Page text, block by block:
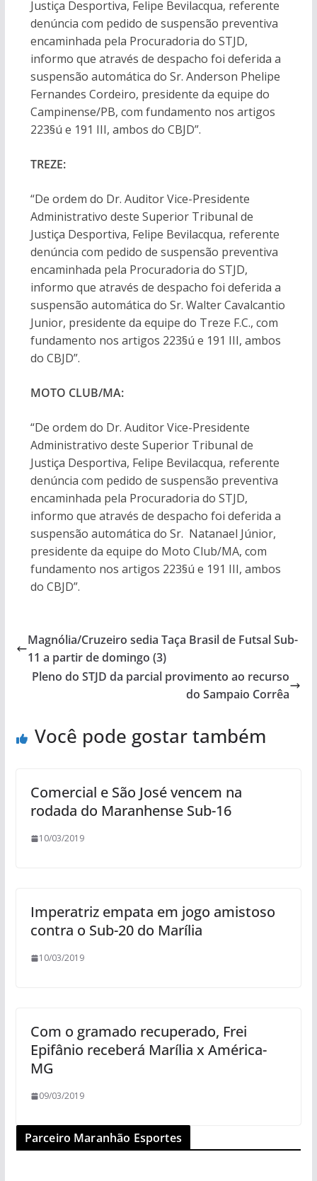
Justiça Desportiva, Felipe Bevilacqua, referente
denúncia com pedido de suspensão preventiva
encaminhada pela Procuradoria do STJD,
informo que através de despacho foi deferida a
suspensão automática do Sr. Anderson Phelipe
Fernandes Cordeiro, presidente da equipe do
Campinense/PB, com fundamento nos artigos
223§ú e 191 III, ambos do CBJD”.
TREZE:
“De ordem do Dr. Auditor Vice-Presidente
Administrativo deste Superior Tribunal de
Justiça Desportiva, Felipe Bevilacqua, referente
denúncia com pedido de suspensão preventiva
encaminhada pela Procuradoria do STJD,
informo que através de despacho foi deferida a
suspensão automática do Sr. Walter Cavalcantio
Junior, presidente da equipe do Treze F.C., com
fundamento nos artigos 223§ú e 191 III, ambos
do CBJD”.
MOTO CLUB/MA:
“De ordem do Dr. Auditor Vice-Presidente
Administrativo deste Superior Tribunal de
Justiça Desportiva, Felipe Bevilacqua, referente
denúncia com pedido de suspensão preventiva
encaminhada pela Procuradoria do STJD,
informo que através de despacho foi deferida a
suspensão automática do Sr. Natanael Júnior,
presidente da equipe do Moto Club/MA, com
fundamento nos artigos 223§ú e 191 III, ambos
do CBJD”.
Magnólia/Cruzeiro sedia Taça Brasil de Futsal Sub-
11 a partir de domingo (3)
Pleno do STJD da parcial provimento ao recurso
do Sampaio Corrêa
Você pode gostar também
Comercial e São José vencem na
rodada do Maranhense Sub-16
10/03/2019
Imperatriz empata em jogo amistoso
contra o Sub-20 do Marília
10/03/2019
Com o gramado recuperado, Frei
Epifânio receberá Marília x América-
MG
09/03/2019
Parceiro Maranhão Esportes